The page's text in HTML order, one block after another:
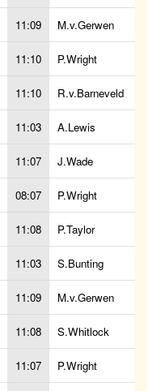
11:09 M.v.Gerwen
11:10 P.Wright
11:10 R.v.Barneveld
11:03 A.Lewis
11:07 J.Wade
08:07 P.Wright
11:08 P.Taylor
11:03 S.Bunting
11:09 M.v.Gerwen
11:08 S.Whitlock
11:07 P.Wright